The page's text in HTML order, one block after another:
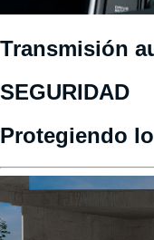
Transmisión
SEGURIDAD
Protegiendo